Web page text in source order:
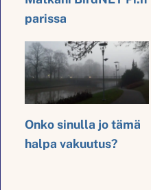
parissa
Onko sinulla jo tämä
halpa vakuutus?